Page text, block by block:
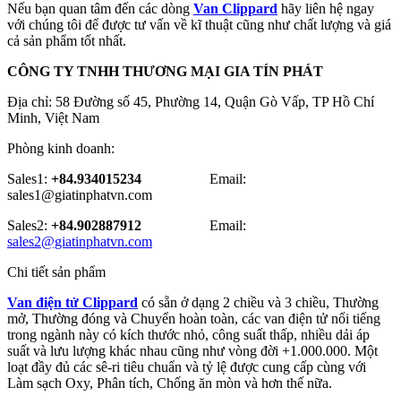
Nếu bạn quan tâm đến các dòng Van Clippard hãy liên hệ ngay
với chúng tôi để được tư vấn về kĩ thuật cũng như chất lượng và giá
cả sản phẩm tốt nhất.
CÔNG TY TNHH THƯƠNG MẠI GIA TÍN PHÁT
Địa chỉ: 58 Đường số 45, Phường 14, Quận Gò Vấp, TP Hồ Chí
Minh, Việt Nam
Phòng kinh doanh:
Sales1: +84.934015234 Email:
sales1@giatinphatvn.com
Sales2: +84.902887912 Email:
sales2@giatinphatvn.com
Chi tiết sản phẩm
Van điện tử Clippard có sẵn ở dạng 2 chiều và 3 chiều, Thường
mở, Thường đóng và Chuyển hoàn toàn, các van điện tử nổi tiếng
trong ngành này có kích thước nhỏ, công suất thấp, nhiều dải áp
suất và lưu lượng khác nhau cũng như vòng đời +1.000.000. Một
loạt đầy đủ các sê-ri tiêu chuẩn và tỷ lệ được cung cấp cùng với
Làm sạch Oxy, Phân tích, Chống ăn mòn và hơn thế nữa.